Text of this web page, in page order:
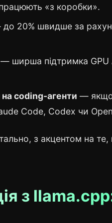
«з коробки».
20% швидше за
— ширша підтримка GPU
coding-агенти — якщо
Code, Codex чи
з акцентом на те,
з